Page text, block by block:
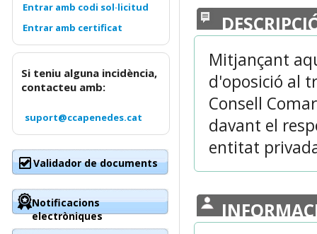
Mitjançant
d'oposició al
Consell
davant el
entitat
Entrar amb codi sol·licitud
Si teniu alguna incidència,
contacteu amb:
suport@ccapenedes.cat
Validador de documents
Notificacions
electròniques